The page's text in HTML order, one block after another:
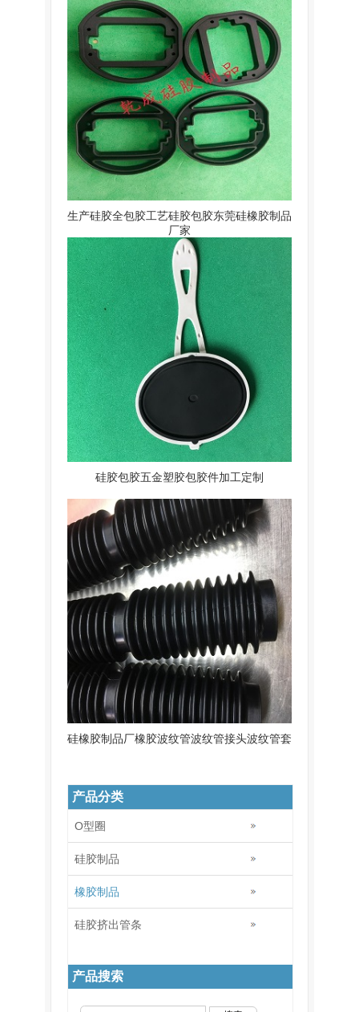
生产硅胶全包胶工艺硅胶包胶东莞硅橡胶制品
厂家
硅胶包胶五金塑胶包胶件加工定制
硅橡胶制品厂橡胶波纹管波纹管接头波纹管套
产品分类
O型圈
硅胶制品
橡胶制品
硅胶挤出管条
产品搜索